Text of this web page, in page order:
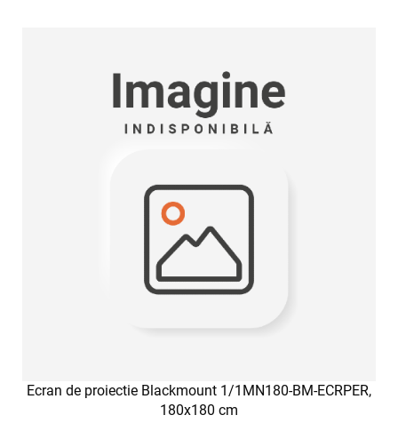
Ecran de proiectie Blackmount 1/1MN180-BM-ECRPER,
180x180 cm